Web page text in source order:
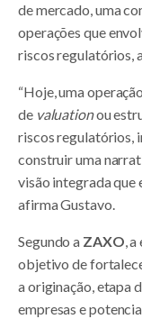
de mercado, uma
operações que
riscos regulatórios,
“Hoje, uma
de valuationou
riscos regulatórios,
construir uma
visão integrada que
afirma Gustavo.
Segundo a ZAXO,
objetivo de
a originação, etapa
empresas e